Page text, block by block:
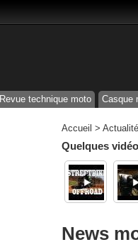
Revue technique moto Casque
Accueil >
Quelques
News